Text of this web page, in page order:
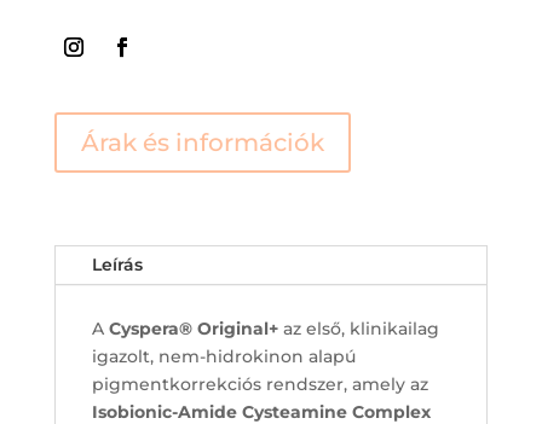
Árak és információk
Leírás
A Cyspera® Original+az első, klinikailag
igazolt, nem-hidrokinon alapú
pigmentkorrekciós rendszer, amely az
Isobionic-Amide Cysteamine Complex